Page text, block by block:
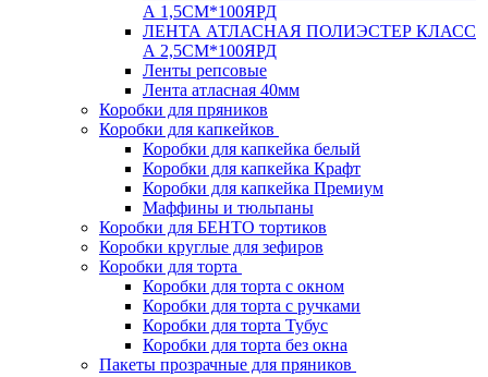
А 1,5СМ*100ЯРД
ЛЕНТА АТЛАСНАЯ ПОЛИЭСТЕР КЛАСС
А 2,5СМ*100ЯРД
Ленты репсовые
Лента атласная 40мм
Коробки для пряников
Коробки для капкейков
Коробки для капкейка белый
Коробки для капкейка Крафт
Коробки для капкейка Премиум
Маффины и тюльпаны
Коробки для БЕНТО тортиков
Коробки круглые для зефиров
Коробки для торта
Коробки для торта с окном
Коробки для торта с ручками
Коробки для торта Тубус
Коробки для торта без окна
Пакеты прозрачные для пряников